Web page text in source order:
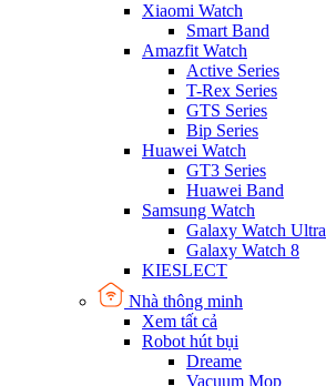
Xiaomi Watch
Smart Band
Amazfit Watch
Active Series
T-Rex Series
GTS Series
Bip Series
Huawei Watch
GT3 Series
Huawei Band
Samsung Watch
Galaxy Watch Ultra
Galaxy Watch 8
KIESLECT
Nhà thông minh
Xem tất cả
Robot hút bụi
Dreame
Vacuum Mop